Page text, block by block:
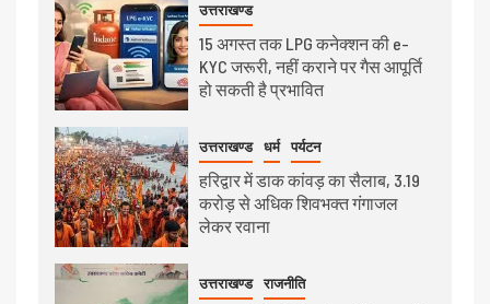
उत्तराखण्ड
15 अगस्त तक LPG कनेक्शन की e-
KYC जरूरी, नहीं कराने पर गैस आपूर्ति
हो सकती है प्रभावित
उत्तराखण्ड धर्म पर्यटन
हरिद्वार में डाक कांवड़ का सैलाब, 3.19
करोड़ से अधिक शिवभक्त गंगाजल
लेकर रवाना
उत्तराखण्ड राजनीति